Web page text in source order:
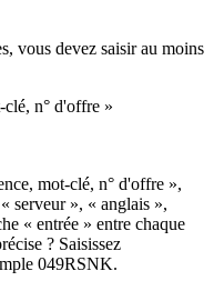
vous devez saisir au moins
clé, n° d'offre »
mot-clé, n° d'offre »,
serveur », « anglais »,
« entrée » entre chaque
? Saisissez
049RSNK.